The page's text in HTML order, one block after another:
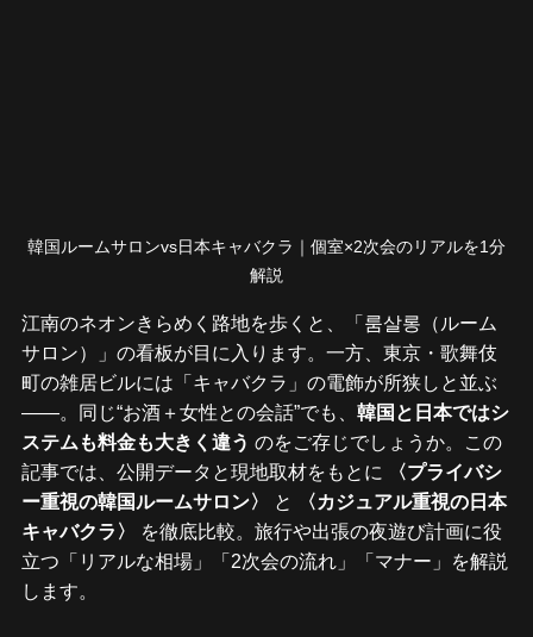
韓国ルームサロンvs日本キャバクラ｜個室×2次会のリアルを1分
解説
江南のネオンきらめく路地を歩くと、「룸살롱（ルーム
サロン）」の看板が目に入ります。一方、東京・歌舞伎
町の雑居ビルには「キャバクラ」の電飾が所狭しと並ぶ
――。同じ“お酒＋女性との会話”でも、 韓国と日本ではシ
ステムも料金も大きく違う のをご存じでしょうか。この
記事では、公開データと現地取材をもとに
〈プライバシ
ー重視の韓国ルームサロン〉
と
〈カジュアル重視の日本
キャバクラ〉
を徹底比較。旅行や出張の夜遊び計画に役
立つ「リアルな相場」「2次会の流れ」「マナー」を解説
します。